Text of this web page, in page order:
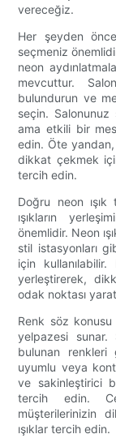
vereceğiz.
Her şeyden
seçmeniz
neon
mevcuttur.
bulundurun ve
seçin. Salonunuz
ama etkili bir
edin. Öte
dikkat çekmek
tercih edin.
Doğru neon ışık
ışıkların
önemlidir. Neon
stil istasyonları
için
yerleştirerek,
odak noktası
Renk söz konusu
yelpazesi sunar.
bulunan
uyumlu veya
ve sakinleştirici
tercih edin.
müşterilerinizin
ışıklar tercih edin.